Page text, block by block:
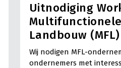
Uitnodiging
Multifunctionele
Landbouw (MFL)
Wij nodigen MFL-
ondernemers met